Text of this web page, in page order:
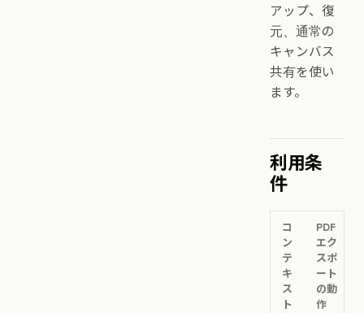
アップ、復
元、通常の
キャンバス
共有を使い
ます。
利用条
件
コ
ン
テ
キ
ス
ト
PDF
エク
スポ
ート
の動
作